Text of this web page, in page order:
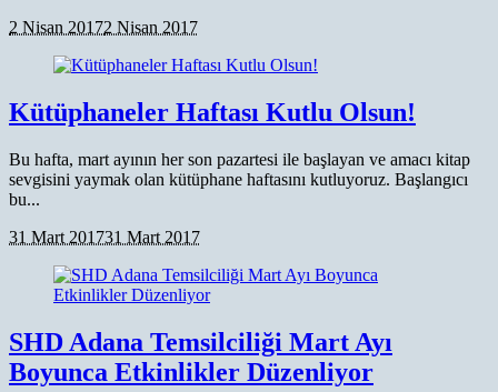
2 Nisan 20172 Nisan 2017
Kütüphaneler Haftası Kutlu Olsun!
Bu hafta, mart ayının her son pazartesi ile başlayan ve amacı kitap
sevgisini yaymak olan kütüphane haftasını kutluyoruz. Başlangıcı
bu...
31 Mart 201731 Mart 2017
SHD Adana Temsilciliği Mart Ayı
Boyunca Etkinlikler Düzenliyor